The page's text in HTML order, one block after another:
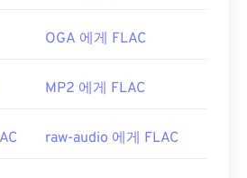
wiki/FLAC
OGA 에게 FLAC
MP2 에게 FLAC
raw-audio 에게 FLAC